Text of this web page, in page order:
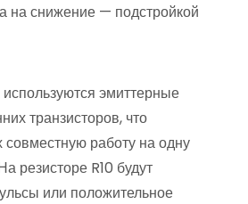
на снижение — подстройкой
эмиттерные
транзисторов, что
совместную работу на одну
резисторе R10 будут
или положительное